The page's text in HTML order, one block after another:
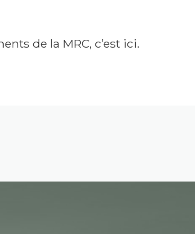
de la MRC, c’est ici.